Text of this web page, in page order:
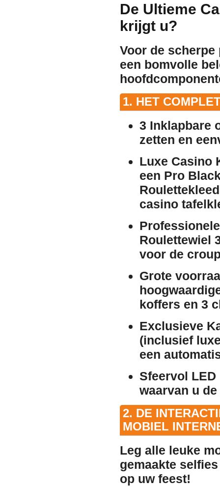
De Ultieme
krijgt u?
Voor de
een bomvolle
1. HET
3 Inklapbare
zetten en
Luxe Casino
een Pro
casino
Roulettewiel
voor de
Grote
koffers en 3
Exclusieve
(inclusief
een
Sfeervol
waarvan u
2. DE
MOBIEL
Leg alle leuke
gemaakte
op uw feest!